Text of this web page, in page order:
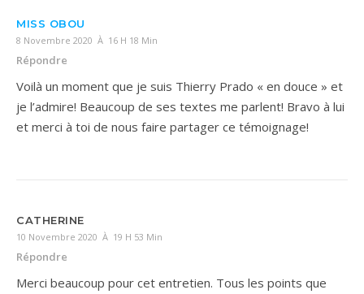
MISS OBOU
8 Novembre 2020 À 16 H 18 Min
Répondre
Voilà un moment que je suis Thierry Prado « en douce » et
je l’admire! Beaucoup de ses textes me parlent! Bravo à lui
et merci à toi de nous faire partager ce témoignage!
CATHERINE
10 Novembre 2020 À 19 H 53 Min
Répondre
Merci beaucoup pour cet entretien. Tous les points que